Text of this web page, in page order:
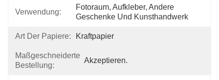
Verwendung:
Fotoraum, Aufkleber, Andere
Geschenke Und Kunsthandwerk
Art Der Papiere: Kraftpapier
Maßgeschneiderte
Bestellung:
Akzeptieren.